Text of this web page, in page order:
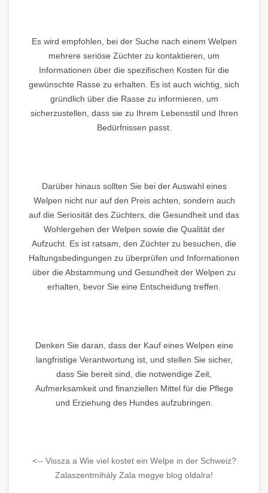
Es wird empfohlen, bei der Suche nach einem Welpen
mehrere seriöse Züchter zu kontaktieren, um
Informationen über die spezifischen Kosten für die
gewünschte Rasse zu erhalten. Es ist auch wichtig, sich
gründlich über die Rasse zu informieren, um
sicherzustellen, dass sie zu Ihrem Lebensstil und Ihren
Bedürfnissen passt.
Darüber hinaus sollten Sie bei der Auswahl eines
Welpen nicht nur auf den Preis achten, sondern auch
auf die Seriosität des Züchters, die Gesundheit und das
Wohlergehen der Welpen sowie die Qualität der
Aufzucht. Es ist ratsam, den Züchter zu besuchen, die
Haltungsbedingungen zu überprüfen und Informationen
über die Abstammung und Gesundheit der Welpen zu
erhalten, bevor Sie eine Entscheidung treffen.
Denken Sie daran, dass der Kauf eines Welpen eine
langfristige Verantwortung ist, und stellen Sie sicher,
dass Sie bereit sind, die notwendige Zeit,
Aufmerksamkeit und finanziellen Mittel für die Pflege
und Erziehung des Hundes aufzubringen.
<-- Vissza a Wie viel kostet ein Welpe in der Schweiz?
Zalaszentmihály Zala megye blog oldalra!